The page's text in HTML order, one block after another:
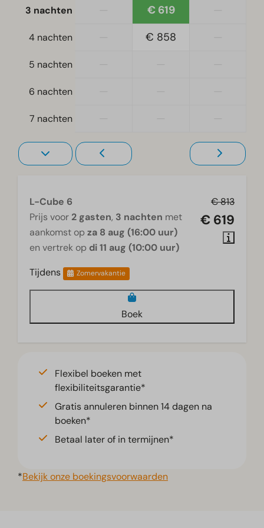
Eenpersoonsdekbedden en kussens
Slaapkamer(s) beneden: 3
Stapelbed(den): 1
Toegankelijkheid
Gelijkvloers
Woonkamer
3 nachten € 619
4 nachten € 858
5 nachten
6 nachten
7 nachten
€ 813
€ 619
L-Cube 6
Prijs voor 2 gasten, 3 nachten met
aankomst op za 8 aug (16:00 uur)
en vertrek op di 11 aug (10:00 uur)
Tijdens
Zomervakantie
Boek
Flexibel boeken met
flexibiliteitsgarantie*
Gratis annuleren binnen 14 dagen na
boeken*
Betaal later of in termijnen*
*Bekijk onze boekingsvoorwaarden